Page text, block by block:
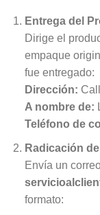
Entrega del
Dirige el
empaque
fue entregado:
Dirección:
A nombre de:
Teléfono de
Radicación
Envía un
formato: